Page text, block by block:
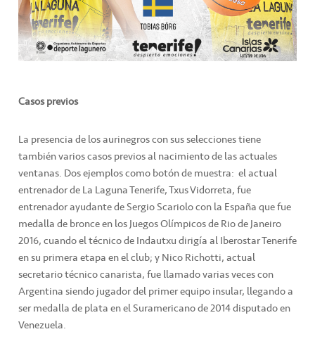
Casos previos
La presencia de los aurinegros con sus selecciones tiene
también varios casos previos al nacimiento de las actuales
ventanas. Dos ejemplos como botón de muestra: el actual
entrenador de La Laguna Tenerife, Txus Vidorreta, fue
entrenador ayudante de Sergio Scariolo con la España que fue
medalla de bronce en los Juegos Olímpicos de Rio de Janeiro
2016, cuando el técnico de Indautxu dirigía al Iberostar Tenerife
en su primera etapa en el club; y Nico Richotti, actual
secretario técnico canarista, fue llamado varias veces con
Argentina siendo jugador del primer equipo insular, llegando a
ser medalla de plata en el Suramericano de 2014 disputado en
Venezuela.